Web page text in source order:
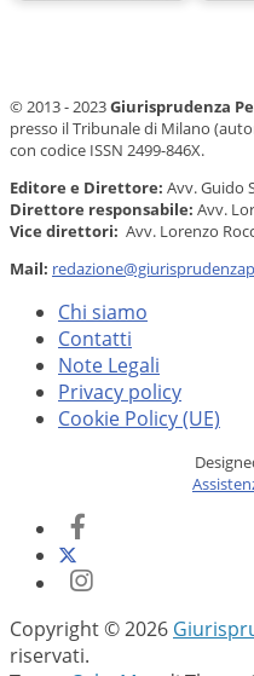
© 2013 - 2023Giurisprudenza
presso il Tribunale di Milano
con codice ISSN 2499-846X.
Editore e Direttore: Avv. Guido
Direttore responsabile: Avv.
Vice direttori: Avv. Lorenzo
Mail:
Chi siamo
Contatti
Note Legali
Privacy policy
Cookie Policy (UE)
Copyright © 2026
riservati.